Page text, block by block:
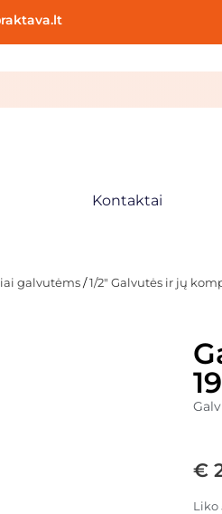
Kontaktai
galvutėms/1/2" Galvutės ir jų
€
Liko